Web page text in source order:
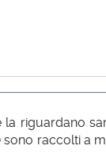
riguardano
raccolti a